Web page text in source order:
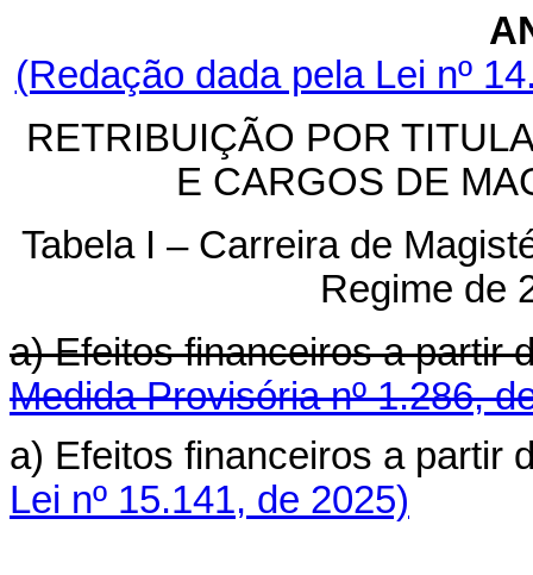
(Redação dada pela Lei nº
RETRIBUIÇÃO POR
E CARGOS DE
Tabela I – Carreira de
Regime de
a) Efeitos financeiros a partir
Medida Provisória nº 1.286,
a) Efeitos financeiros a partir
Lei nº 15.141, de 2025)